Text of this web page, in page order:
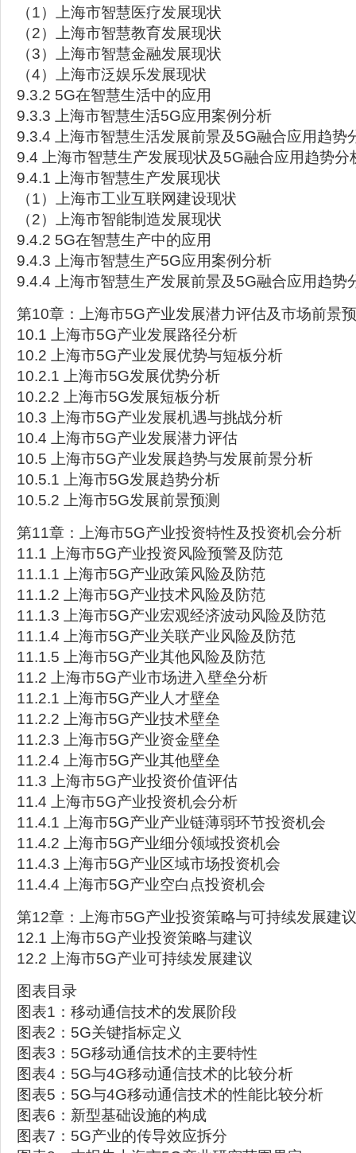
（1）上海市智慧医疗发展现状
（2）上海市智慧教育发展现状
（3）上海市智慧金融发展现状
（4）上海市泛娱乐发展现状
9.3.2 5G在智慧生活中的应用
9.3.3 上海市智慧生活5G应用案例分析
9.3.4 上海市智慧生活发展前景及5G融合应用趋势
9.4 上海市智慧生产发展现状及5G融合应用趋势分
9.4.1 上海市智慧生产发展现状
（1）上海市工业互联网建设现状
（2）上海市智能制造发展现状
9.4.2 5G在智慧生产中的应用
9.4.3 上海市智慧生产5G应用案例分析
9.4.4 上海市智慧生产发展前景及5G融合应用趋势
第10章：上海市5G产业发展潜力评估及市场前景
10.1 上海市5G产业发展路径分析
10.2 上海市5G产业发展优势与短板分析
10.2.1 上海市5G发展优势分析
10.2.2 上海市5G发展短板分析
10.3 上海市5G产业发展机遇与挑战分析
10.4 上海市5G产业发展潜力评估
10.5 上海市5G产业发展趋势与发展前景分析
10.5.1 上海市5G发展趋势分析
10.5.2 上海市5G发展前景预测
第11章：上海市5G产业投资特性及投资机会分析
11.1 上海市5G产业投资风险预警及防范
11.1.1 上海市5G产业政策风险及防范
11.1.2 上海市5G产业技术风险及防范
11.1.3 上海市5G产业宏观经济波动风险及防范
11.1.4 上海市5G产业关联产业风险及防范
11.1.5 上海市5G产业其他风险及防范
11.2 上海市5G产业市场进入壁垒分析
11.2.1 上海市5G产业人才壁垒
11.2.2 上海市5G产业技术壁垒
11.2.3 上海市5G产业资金壁垒
11.2.4 上海市5G产业其他壁垒
11.3 上海市5G产业投资价值评估
11.4 上海市5G产业投资机会分析
11.4.1 上海市5G产业产业链薄弱环节投资机会
11.4.2 上海市5G产业细分领域投资机会
11.4.3 上海市5G产业区域市场投资机会
11.4.4 上海市5G产业空白点投资机会
第12章：上海市5G产业投资策略与可持续发展建议
12.1 上海市5G产业投资策略与建议
12.2 上海市5G产业可持续发展建议
图表目录
图表1：移动通信技术的发展阶段
图表2：5G关键指标定义
图表3：5G移动通信技术的主要特性
图表4：5G与4G移动通信技术的比较分析
图表5：5G与4G移动通信技术的性能比较分析
图表6：新型基础设施的构成
图表7：5G产业的传导效应拆分